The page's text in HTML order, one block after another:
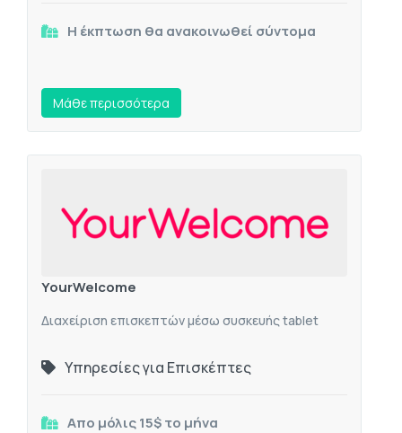
Η έκπτωση θα ανακοινωθεί σύντομα
Mάθε περισσότερα
YourWelcome
Διαχείριση επισκεπτών μέσω συσκευής tablet
Υπηρεσίες για Επισκέπτες
Απο μόλις 15$ το μήνα